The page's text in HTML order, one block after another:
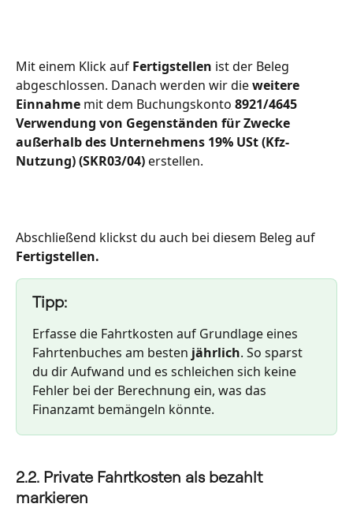
Mit einem Klick auf Fertigstellen ist der Beleg
abgeschlossen. Danach werden wir die weitere
Einnahme mit dem Buchungskonto 8921/4645
Verwendung von Gegenständen für Zwecke
außerhalb des Unternehmens 19% USt (Kfz-
Nutzung) (SKR03/04) erstellen.
Abschließend klickst du auch bei diesem Beleg auf
Fertigstellen.
Tipp:
Erfasse die Fahrtkosten auf Grundlage eines
Fahrtenbuches am besten jährlich. So sparst
du dir Aufwand und es schleichen sich keine
Fehler bei der Berechnung ein, was das
Finanzamt bemängeln könnte.
2.2. Private Fahrtkosten als bezahlt
markieren